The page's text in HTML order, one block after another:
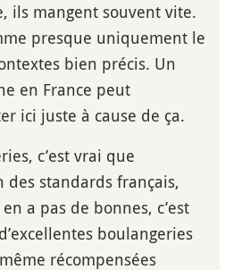
ils mangent souvent vite.
presque uniquement le
bien précis. Un
en France peut
ici juste à cause de ça.
c’est vrai que
des standards français,
a pas de bonnes, c’est
boulangeries
récompensées